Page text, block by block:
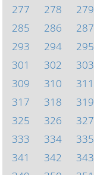
277
278 279
285
286 287
293
294 295
301
302 303
309
310 311
317
318 319
325
326 327
333
334 335
341
342 343